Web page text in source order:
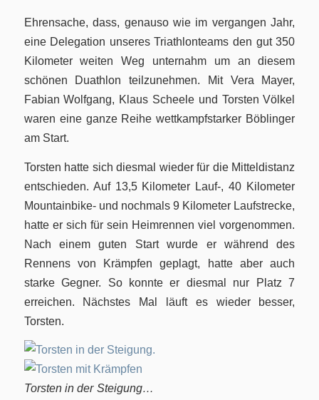
Ehrensache, dass, genauso wie im vergangen Jahr,
eine Delegation unseres Triathlonteams den gut 350
Kilometer weiten Weg unternahm um an diesem
schönen Duathlon teilzunehmen. Mit Vera Mayer,
Fabian Wolfgang, Klaus Scheele und Torsten Völkel
waren eine ganze Reihe wettkampfstarker Böblinger
am Start.
Torsten hatte sich diesmal wieder für die Mitteldistanz
entschieden. Auf 13,5 Kilometer Lauf-, 40 Kilometer
Mountainbike- und nochmals 9 Kilometer Laufstrecke,
hatte er sich für sein Heimrennen viel vorgenommen.
Nach einem guten Start wurde er während des
Rennens von Krämpfen geplagt, hatte aber auch
starke Gegner. So konnte er diesmal nur Platz 7
erreichen. Nächstes Mal läuft es wieder besser,
Torsten.
Torsten in der Steigung…